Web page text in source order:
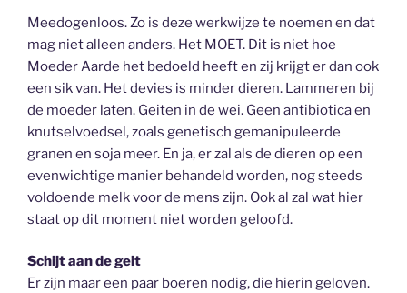
Meedogenloos. Zo is deze werkwijze te noemen en dat
mag niet alleen anders. Het MOET. Dit is niet hoe
Moeder Aarde het bedoeld heeft en zij krijgt er dan ook
een sik van. Het devies is minder dieren. Lammeren bij
de moeder laten. Geiten in de wei. Geen antibiotica en
knutselvoedsel, zoals genetisch gemanipuleerde
granen en soja meer. En ja, er zal als de dieren op een
evenwichtige manier behandeld worden, nog steeds
voldoende melk voor de mens zijn. Ook al zal wat hier
staat op dit moment niet worden geloofd.
Schijt aan de geit
Er zijn maar een paar boeren nodig, die hierin geloven.